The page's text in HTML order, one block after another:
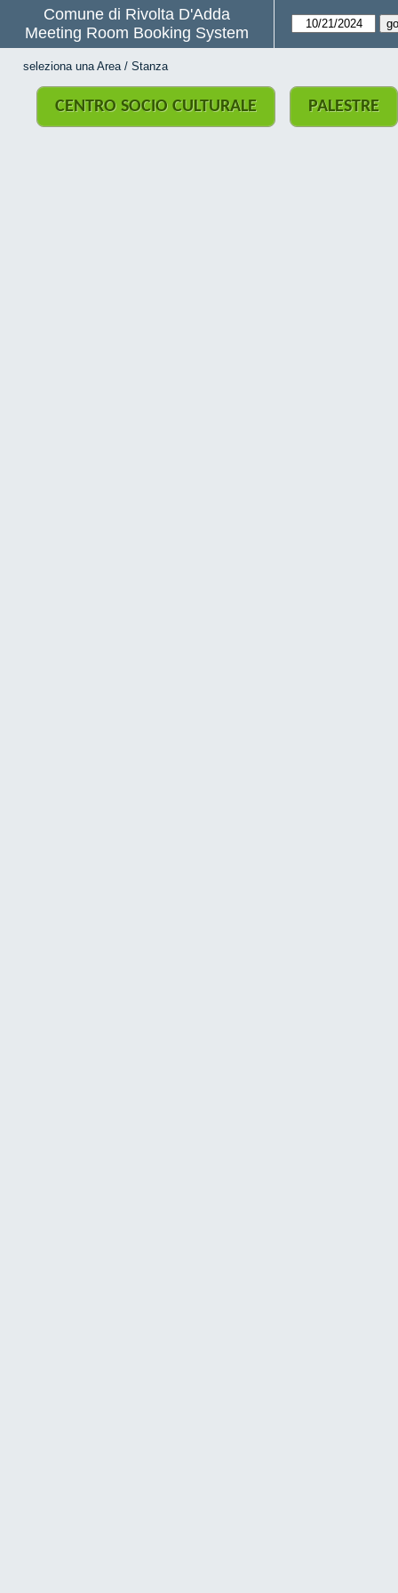
Comune di Rivolta D'Adda
Meeting Room Booking System
seleziona una Area / Stanza
CENTRO SOCIO CULTURALE PALESTRE